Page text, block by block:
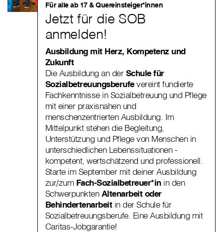
Für alle ab 17 & Quereinsteiger*innen
Jetzt für die SOB
anmelden!
Ausbildung mit Herz, Kompetenz und
Zukunft
Die Ausbildung an derSchule für
Sozialbetreuungsberufevereint fundierte
Fachkenntnisse in Sozialbetreuung und Pflege
mit einer praxisnahen und
menschenzentrierten Ausbildung. Im
Mittelpunkt stehen die Begleitung,
Unterstützung und Pflege von Menschen in
unterschiedlichen Lebenssituationen -
kompetent, wertschätzend und professionell.
Starte im September mit deiner Ausbildung
zur/zum Fach-Sozialbetreuer*inin den
SchwerpunktenAltenarbeit oder
Behindertenarbeitin der Schule für
Sozialbetreuungsberufe. Eine Ausbildung mit
Caritas-Jobgarantie!